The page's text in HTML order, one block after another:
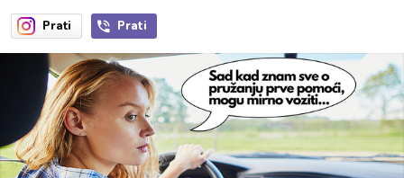
Prati Prati